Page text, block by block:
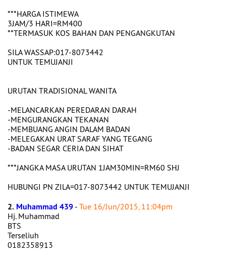
***HARGA ISTIMEWA
3JAM/3 HARI=RM400
**TERMASUK KOS BAHAN DAN PENGANGKUTAN
SILA WASSAP:017-8073442
UNTUK TEMUJANJI
URUTAN TRADISIONAL WANITA
-MELANCARKAN PEREDARAN DARAH
-MENGURANGKAN TEKANAN
-MEMBUANG ANGIN DALAM BADAN
-MELEGAKAN URAT SARAF YANG TEGANG
-BADAN SEGAR CERIA DAN SIHAT
***JANGKA MASA URUTAN 1JAM30MIN=RM60 SHJ
HUBUNGI PN ZILA=017-8073442 UNTUK TEMUJANJI
2. Muhammad 439 - Tue 16/Jun/2015, 11:04pm
Hj. Muhammad
BTS
Terseliuh
0182358913